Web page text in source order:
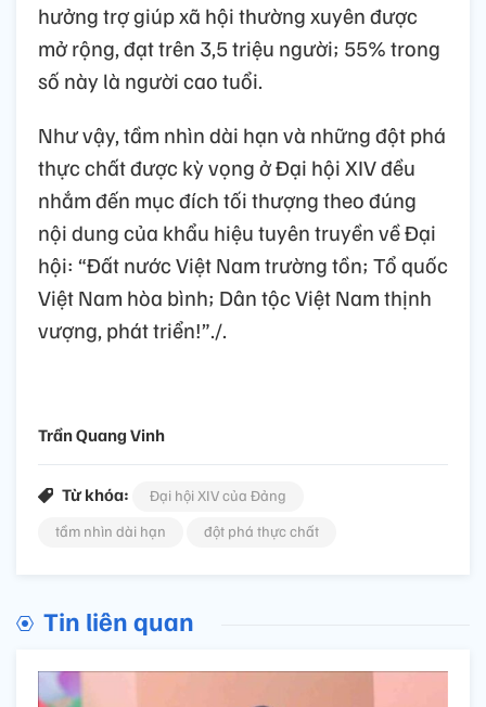
hưởng trợ giúp xã hội thường xuyên được
mở rộng, đạt trên 3,5 triệu người; 55% trong
số này là người cao tuổi.
Như vậy, tầm nhìn dài hạn và những đột phá
thực chất được kỳ vọng ở Đại hội XIV đều
nhắm đến mục đích tối thượng theo đúng
nội dung của khẩu hiệu tuyên truyền về Đại
hội: “Đất nước Việt Nam trường tồn; Tổ quốc
Việt Nam hòa bình; Dân tộc Việt Nam thịnh
vượng, phát triển!”./.
Trần Quang Vinh
Từ khóa:
Đại hội XIV của Đảng
tầm nhìn dài hạn
đột phá thực chất
Tin liên quan